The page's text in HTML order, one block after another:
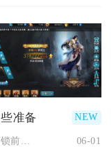
准备
影之刃3罪业裂隙开启前，核心准备是解锁前置任务、达标等级、配... 06-01